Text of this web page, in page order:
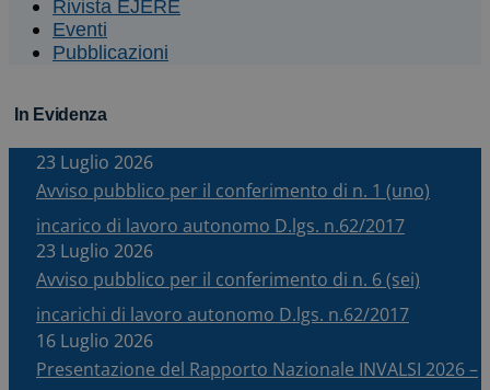
Rivista EJERE
Eventi
Pubblicazioni
In Evidenza
23 Luglio 2026
Avviso pubblico per il conferimento di n. 1 (uno)
incarico di lavoro autonomo D.lgs. n.62/2017
23 Luglio 2026
Avviso pubblico per il conferimento di n. 6 (sei)
incarichi di lavoro autonomo D.lgs. n.62/2017
16 Luglio 2026
Presentazione del Rapporto Nazionale INVALSI 2026 –